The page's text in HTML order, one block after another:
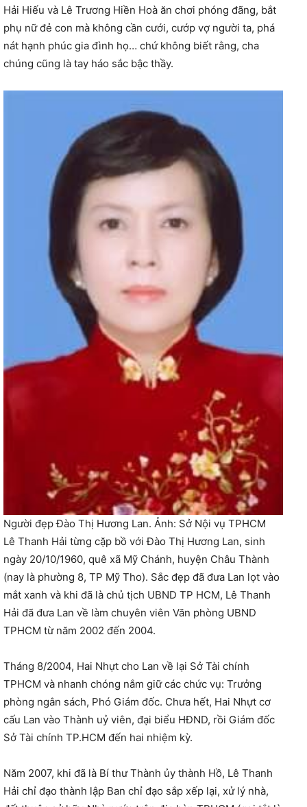
Hải Hiếu và Lê Trương Hiền Hoà ăn chơi phóng đãng, bắt
phụ nữ đẻ con mà không cần cưới, cướp vợ người ta, phá
nát hạnh phúc gia đình họ… chứ không biết rằng, cha
chúng cũng là tay háo sắc bậc thầy.
Người đẹp Đào Thị Hương Lan. Ảnh: Sở Nội vụ TPHCM
Lê Thanh Hải từng cặp bồ với Đào Thị Hương Lan, sinh
ngày 20/10/1960, quê xã Mỹ Chánh, huyện Châu Thành
(nay là phường 8, TP Mỹ Tho). Sắc đẹp đã đưa Lan lọt vào
mắt xanh và khi đã là chủ tịch UBND TP HCM, Lê Thanh
Hải đã đưa Lan về làm chuyên viên Văn phòng UBND
TPHCM từ năm 2002 đến 2004.
Tháng 8/2004, Hai Nhựt cho Lan về lại Sở Tài chính
TPHCM và nhanh chóng nắm giữ các chức vụ: Trưởng
phòng ngân sách, Phó Giám đốc. Chưa hết, Hai Nhựt cơ
cấu Lan vào Thành uỷ viên, đại biểu HĐND, rồi Giám đốc
Sở Tài chính TP.HCM đến hai nhiệm kỳ.
Năm 2007, khi đã là Bí thư Thành ủy thành Hồ, Lê Thanh
Hải chỉ đạo thành lập Ban chỉ đạo sắp xếp lại, xử lý nhà,